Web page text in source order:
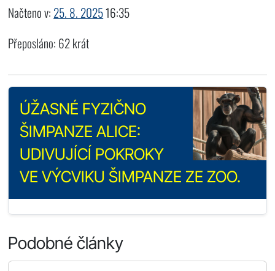
Načteno v: 25. 8. 202516:35
Přeposláno: 62 krát
ÚŽASNÉ FYZIČNO
ŠIMPANZE ALICE:
UDIVUJÍCÍ POKROKY
VE VÝCVIKU ŠIMPANZE ZE ZOO.
Podobné články